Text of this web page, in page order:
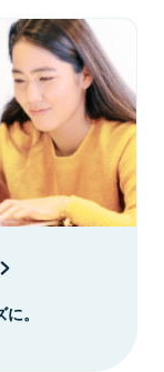
。